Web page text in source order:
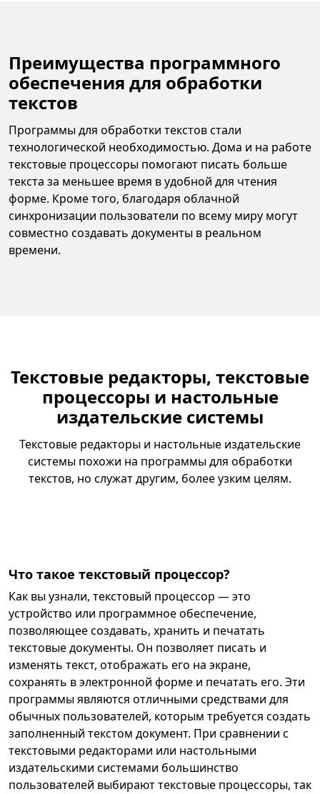
Преимущества программного
обеспечения для обработки
текстов
Программы для обработки текстов стали
технологической необходимостью. Дома и на работе
текстовые процессоры помогают писать больше
текста за меньшее время в удобной для чтения
форме. Кроме того, благодаря облачной
синхронизации пользователи по всему миру могут
совместно создавать документы в реальном
времени.
Текстовые редакторы, текстовые
процессоры и настольные
издательские системы
Текстовые редакторы и настольные издательские
системы похожи на программы для обработки
текстов, но служат другим, более узким целям.
Что такое текстовый процессор?
Как вы узнали, текстовый процессор — это
устройство или программное обеспечение,
позволяющее создавать, хранить и печатать
текстовые документы. Он позволяет писать и
изменять текст, отображать его на экране,
сохранять в электронной форме и печатать его. Эти
программы являются отличными средствами для
обычных пользователей, которым требуется создать
заполненный текстом документ. При сравнении с
текстовыми редакторами или настольными
издательскими системами большинство
пользователей выбирают текстовые процессоры, так